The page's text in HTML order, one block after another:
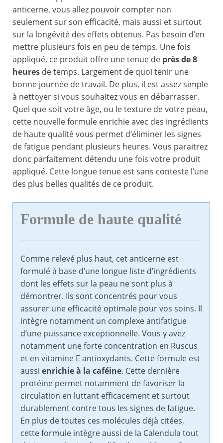
anticerne, vous allez pouvoir compter non
seulement sur son efficacité, mais aussi et surtout
sur la longévité des effets obtenus. Pas besoin d’en
mettre plusieurs fois en peu de temps. Une fois
appliqué, ce produit offre une tenue de près de 8
heures de temps. Largement de quoi tenir une
bonne journée de travail. De plus, il est assez simple
à nettoyer si vous souhaitez vous en débarrasser.
Quel que soit votre âge, ou le texture de votre peau,
cette nouvelle formule enrichie avec des ingrédients
de haute qualité vous permet d’éliminer les signes
de fatigue pendant plusieurs heures. Vous paraitrez
donc parfaitement détendu une fois votre produit
appliqué. Cette longue tenue est sans conteste l’une
des plus belles qualités de ce produit.
Formule de haute qualité
Comme relevé plus haut, cet anticerne est
formulé à base d’une longue liste d’ingrédients
dont les effets sur la peau ne sont plus à
démontrer. Ils sont concentrés pour vous
assurer une efficacité optimale pour vos soins. Il
intègre notamment un complexe antifatigue
d’une puissance exceptionnelle. Vous y avez
notamment une forte concentration en Ruscus
et en vitamine E antioxydants. Cette formule est
aussi enrichie à la caféine. Cette dernière
protéine permet notamment de favoriser la
circulation en luttant efficacement et surtout
durablement contre tous les signes de fatigue.
En plus de toutes ces molécules déjà citées,
cette formule intègre aussi de la Calendula tout